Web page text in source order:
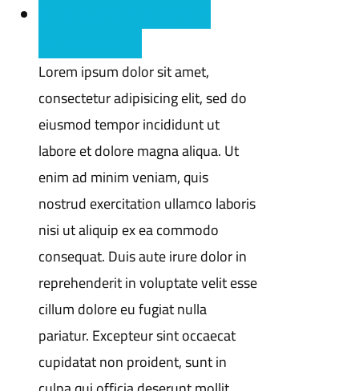
Lorem ipsum dolor sit amet,
consectetur adipisicing elit, sed do
eiusmod tempor incididunt ut
labore et dolore magna aliqua. Ut
enim ad minim veniam, quis
nostrud exercitation ullamco laboris
nisi ut aliquip ex ea commodo
consequat. Duis aute irure dolor in
reprehenderit in voluptate velit esse
cillum dolore eu fugiat nulla
pariatur. Excepteur sint occaecat
cupidatat non proident, sunt in